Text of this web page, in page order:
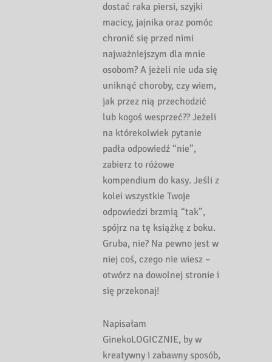
dostać raka piersi, szyjki
macicy, jajnika oraz pomóc
chronić się przed nimi
najważniejszym dla mnie
osobom? A jeżeli nie uda się
uniknąć choroby, czy wiem,
jak przez nią przechodzić
lub kogoś wesprzeć?? Jeżeli
na którekolwiek pytanie
padła odpowiedź “nie”,
zabierz to różowe
kompendium do kasy. Jeśli z
kolei wszystkie Twoje
odpowiedzi brzmią “tak”,
spójrz na tę książkę z boku.
Gruba, nie? Na pewno jest w
niej coś, czego nie wiesz –
otwórz na dowolnej stronie i
się przekonaj!
Napisałam
GinekoLOGICZNIE, by w
kreatywny i zabawny sposób,